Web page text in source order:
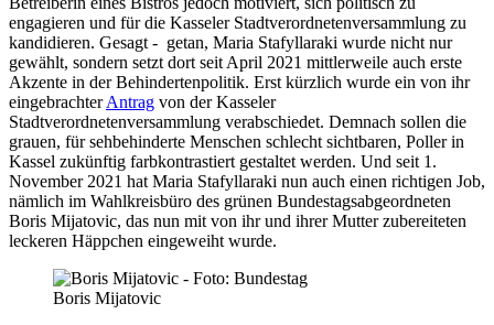
engagieren und für die Kasseler Stadtverordnetenversammlung zu
kandidieren. Gesagt - getan, Maria Stafyllaraki wurde nicht nur
gewählt, sondern setzt dort seit April 2021 mittlerweile auch erste
Akzente in der Behindertenpolitik. Erst kürzlich wurde ein von ihr
eingebrachterAntrag von der Kasseler
Stadtverordnetenversammlung verabschiedet. Demnach sollen die
grauen, für sehbehinderte Menschen schlecht sichtbaren, Poller in
Kassel zukünftig farbkontrastiert gestaltet werden. Und seit 1.
November 2021 hat Maria Stafyllaraki nun auch einen richtigen Job,
nämlich im Wahlkreisbüro des grünen Bundestagsabgeordneten
Boris Mijatovic, das nun mit von ihr und ihrer Mutter zubereiteten
leckeren Häppchen eingeweiht wurde.
Boris Mijatovic